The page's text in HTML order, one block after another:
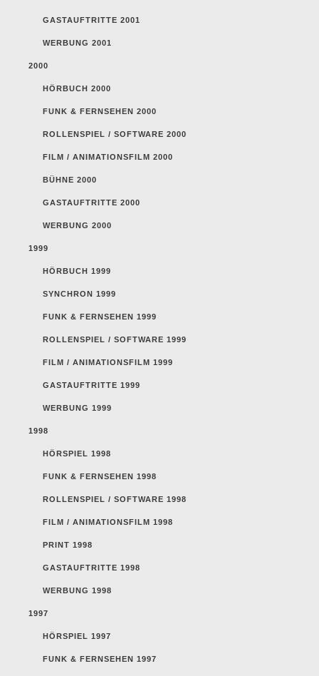
GASTAUFTRITTE 2001
WERBUNG 2001
2000
HÖRBUCH 2000
FUNK & FERNSEHEN 2000
ROLLENSPIEL / SOFTWARE 2000
FILM / ANIMATIONSFILM 2000
BÜHNE 2000
GASTAUFTRITTE 2000
WERBUNG 2000
1999
HÖRBUCH 1999
SYNCHRON 1999
FUNK & FERNSEHEN 1999
ROLLENSPIEL / SOFTWARE 1999
FILM / ANIMATIONSFILM 1999
GASTAUFTRITTE 1999
WERBUNG 1999
1998
HÖRSPIEL 1998
FUNK & FERNSEHEN 1998
ROLLENSPIEL / SOFTWARE 1998
FILM / ANIMATIONSFILM 1998
PRINT 1998
GASTAUFTRITTE 1998
WERBUNG 1998
1997
HÖRSPIEL 1997
FUNK & FERNSEHEN 1997